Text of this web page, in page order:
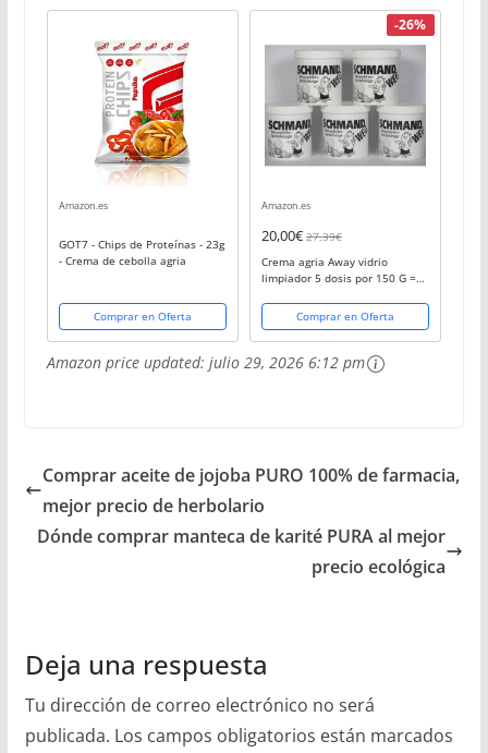
Amazon.es
GOT7 - Chips de Proteínas - 23g
- Crema de cebolla agria
Comprar en Oferta
-26%
Amazon.es
20,00€ 27,39€
Crema agria Away vidrio
limpiador 5 dosis por 150 G =
Comprar en Oferta
Amazon price updated: julio 29, 2026 6:12 pm
Comprar aceite de jojoba PURO 100% de farmacia,
mejor precio de herbolario
Dónde comprar manteca de karité PURA al mejor
precio ecológica
Deja una respuesta
Tu dirección de correo electrónico no será
publicada. Los campos obligatorios están marcados